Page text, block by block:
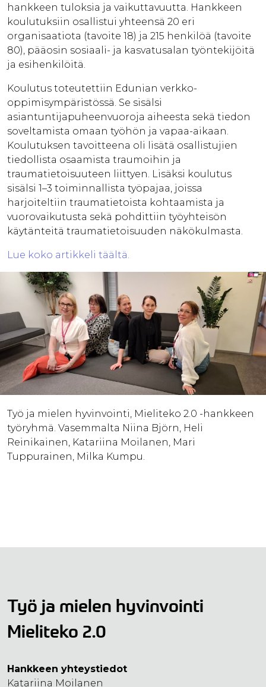
hankkeen tuloksia ja vaikuttavuutta. Hankkeen
koulutuksiin osallistui yhteensä 20 eri
organisaatiota (tavoite 18) ja 215 henkilöä (tavoite
80), pääosin sosiaali- ja kasvatusalan työntekijöitä
ja esihenkilöitä.
Koulutus toteutettiin Edunian verkko-
oppimisympäristössä. Se sisälsi
asiantuntijapuheenvuoroja aiheesta sekä tiedon
soveltamista omaan työhön ja vapaa-aikaan.
Koulutuksen tavoitteena oli lisätä osallistujien
tiedollista osaamista traumoihin ja
traumatietoisuuteen liittyen. Lisäksi koulutus
sisälsi 1–3 toiminnallista työpajaa, joissa
harjoiteltiin traumatietoista kohtaamista ja
vuorovaikutusta sekä pohdittiin työyhteisön
käytänteitä traumatietoisuuden näkökulmasta.
Lue koko artikkeli täältä.
Työ ja mielen hyvinvointi, Mieliteko 2.0 -hankkeen
työryhmä. Vasemmalta Niina Björn, Heli
Reinikainen, Katariina Moilanen, Mari
Tuppurainen, Milka Kumpu.
Työ ja mielen hyvinvointi
Mieliteko 2.0
Hankkeen yhteystiedot
Katariina Moilanen